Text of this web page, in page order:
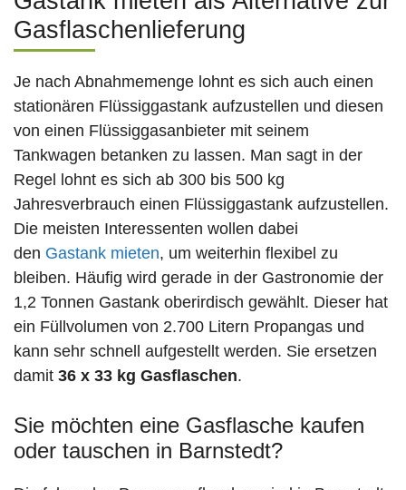
Gasflaschenlieferung
Je nach Abnahmemenge lohnt es sich auch einen
stationären Flüssiggastank aufzustellen und diesen
von einen Flüssiggasanbieter mit seinem
Tankwagen betanken zu lassen. Man sagt in der
Regel lohnt es sich ab 300 bis 500 kg
Jahresverbrauch einen Flüssiggastank aufzustellen.
Die meisten Interessenten wollen dabei
den Gastank mieten, um weiterhin flexibel zu
bleiben. Häufig wird gerade in der Gastronomie der
1,2 Tonnen Gastank oberirdisch gewählt. Dieser hat
ein Füllvolumen von 2.700 Litern Propangas und
kann sehr schnell aufgestellt werden. Sie ersetzen
damit 36 x 33 kg Gasflaschen.
Sie möchten eine Gasflasche kaufen
oder tauschen in Barnstedt?